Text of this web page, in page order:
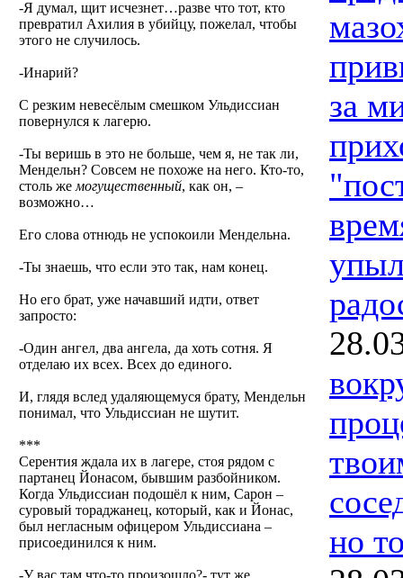
-Я думал, щит исчезнет…разве что тот, кто
превратил Ахилия в убийцу, пожелал, чтобы
этого не случилось.
-Инарий?
С резким невесёлым смешком Ульдиссиан
повернулся к лагерю.
-Ты веришь в это не больше, чем я, не так ли,
Мендельн? Совсем не похоже на него. Кто-то,
столь же могущественный, как он, –
возможно…
Его слова отнюдь не успокоили Мендельна.
-Ты знаешь, что если это так, нам конец.
Но его брат, уже начавший идти, ответ
запросто:
-Один ангел, два ангела, да хоть сотня. Я
отделаю их всех. Всех до единого.
И, глядя вслед удаляющемуся брату, Мендельн
понимал, что Ульдиссиан не шутит.
***
Серентия ждала их в лагере, стоя рядом с
партанец Йонасом, бывшим разбойником.
Когда Ульдиссиан подошёл к ним, Сарон –
суровый тораджанец, который, как и Йонас,
был негласным офицером Ульдиссиана –
присоединился к ним.
-У вас там что-то произошло?- тут же
за
но